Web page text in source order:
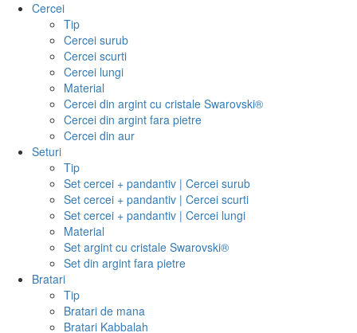
Cercei
Tip
Cercei surub
Cercei scurti
Cercei lungi
Material
Cercei din argint cu cristale Swarovski®
Cercei din argint fara pietre
Cercei din aur
Seturi
Tip
Set cercei + pandantiv | Cercei surub
Set cercei + pandantiv | Cercei scurti
Set cercei + pandantiv | Cercei lungi
Material
Set argint cu cristale Swarovski®
Set din argint fara pietre
Bratari
Tip
Bratari de mana
Bratari Kabbalah